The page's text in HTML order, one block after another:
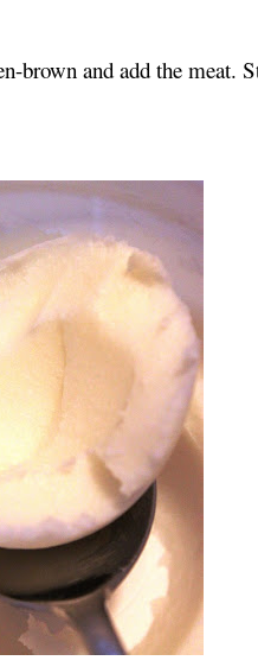
brown and add the meat.